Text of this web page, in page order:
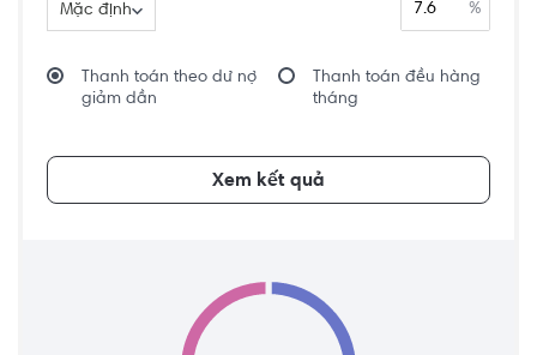
Mặc định %
Thanh toán theo dư nợ
giảm dần
Thanh toán đều hàng
tháng
Xem kết quả